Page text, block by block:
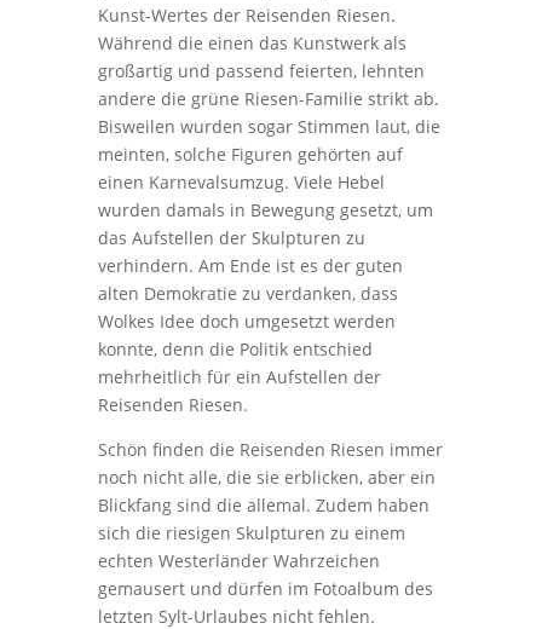
Kunst-Wertes der Reisenden Riesen.
Während die einen das Kunstwerk als
großartig und passend feierten, lehnten
andere die grüne Riesen-Familie strikt ab.
Bisweilen wurden sogar Stimmen laut, die
meinten, solche Figuren gehörten auf
einen Karnevalsumzug. Viele Hebel
wurden damals in Bewegung gesetzt, um
das Aufstellen der Skulpturen zu
verhindern. Am Ende ist es der guten
alten Demokratie zu verdanken, dass
Wolkes Idee doch umgesetzt werden
konnte, denn die Politik entschied
mehrheitlich für ein Aufstellen der
Reisenden Riesen.
Schön finden die Reisenden Riesen immer
noch nicht alle, die sie erblicken, aber ein
Blickfang sind die allemal. Zudem haben
sich die riesigen Skulpturen zu einem
echten Westerländer Wahrzeichen
gemausert und dürfen im Fotoalbum des
letzten Sylt-Urlaubes nicht fehlen.